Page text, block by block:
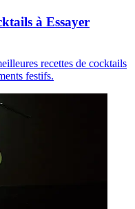
à Essayer
recettes de cocktails
festifs.